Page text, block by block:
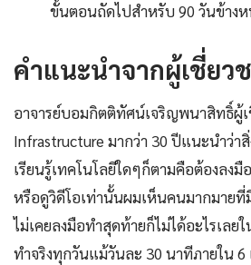
ขั้นตอนถัดไปสำหรับ 90 วันข้าง
คำแนะนำจากผู้เชี่ยว
อาจารย์บอมกิตติทัศน์เจริญพนาสิทธิ์ผู้
Infrastructure มากว่า 30 ปีแนะนำว่า
เรียนรู้เทคโนโลยีใดๆก็ตามคือต้องลงมื
หรือดูวิดีโอเท่านั้นผมเห็นคนมากมาย
ไม่เคยลงมือทำสุดท้ายก็ไม่ได้อะไรเล
ทำจริงทุกวันแม้วันละ 30 นาทีภายใน